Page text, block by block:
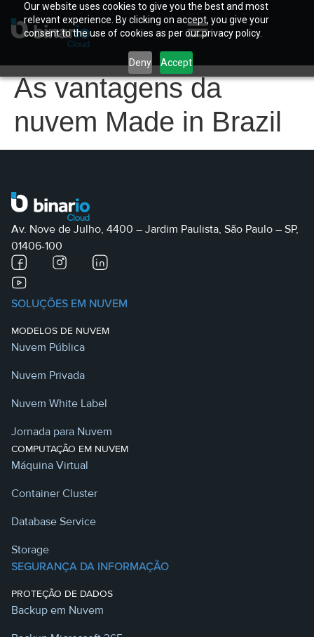
Our website uses cookies to give you the best and most
relevant experience. By clicking on accept, you give your
consent to the use of cookies as per our privacy policy.
Deny Accept
As vantagens da
nuvem Made in Brazil
Av. Nove de Julho, 4400 – Jardim Paulista, São Paulo – SP,
01406-100
SOLUÇÕES EM NUVEM
MODELOS DE NUVEM
Nuvem Pública
Nuvem Privada
Nuvem White Label
Jornada para Nuvem
COMPUTAÇÃO EM NUVEM
Máquina Virtual
Container Cluster
Database Service
Storage
SEGURANÇA DA INFORMAÇÃO
PROTEÇÃO DE DADOS
Backup em Nuvem